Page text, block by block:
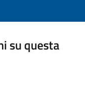
su questa